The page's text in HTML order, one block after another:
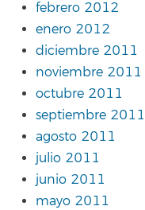
febrero 2012
enero 2012
diciembre 2011
noviembre 2011
octubre 2011
septiembre 2011
agosto 2011
julio 2011
junio 2011
mayo 2011